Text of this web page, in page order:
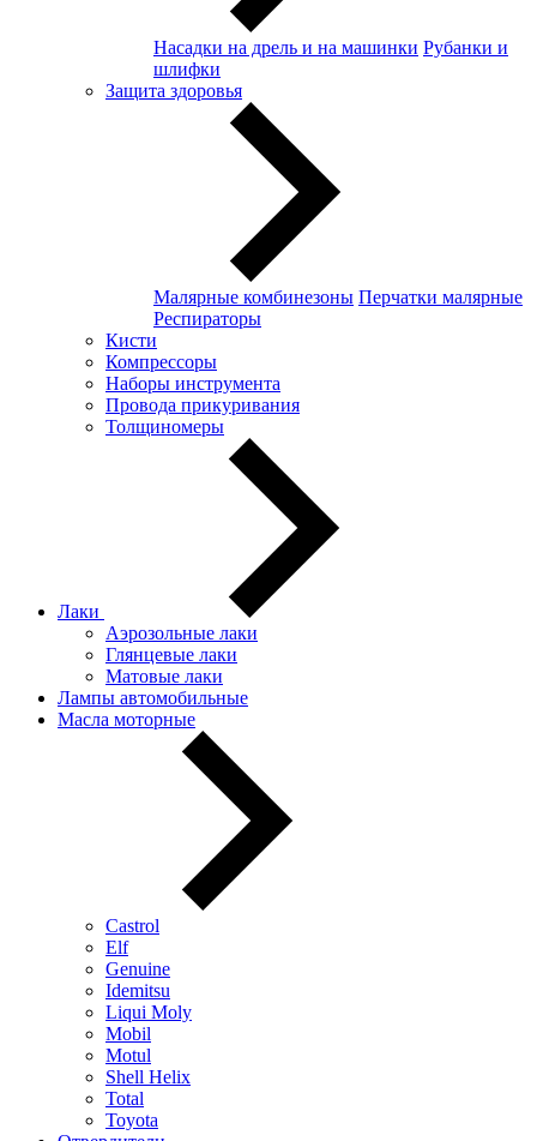
Насадки на дрель и на машинки Рубанки и
шлифки
Защита здоровья
Малярные комбинезоны Перчатки малярные
Респираторы
Кисти
Компрессоры
Наборы инструмента
Провода прикуривания
Толщиномеры
Лаки
Аэрозольные лаки
Глянцевые лаки
Матовые лаки
Лампы автомобильные
Масла моторные
Castrol
Elf
Genuine
Idemitsu
Liqui Moly
Mobil
Motul
Shell Helix
Total
Toyota